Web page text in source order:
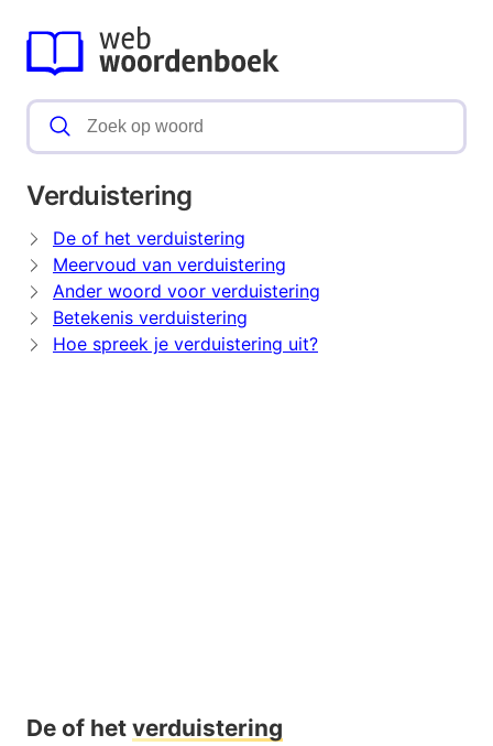
Verduistering
De of het verduistering
Meervoud van verduistering
Ander woord voor verduistering
Betekenis verduistering
Hoe spreek je verduistering uit?
De of het verduistering